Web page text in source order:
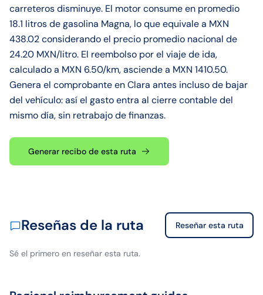
carreteros disminuye. El motor consume en promedio
18.1 litros de gasolina Magna, lo que equivale a MXN
438.02 considerando el precio promedio nacional de
24.20 MXN/litro. El reembolso por el viaje de ida,
calculado a MXN 6.50/km, asciende a MXN 1410.50.
Genera el comprobante en Clara antes incluso de bajar
del vehículo: así el gasto entra al cierre contable del
mismo día, sin retrabajo de finanzas.
Generar recibo de esta ruta
Reseñas de la ruta Reseñar esta ruta
Sé el primero en reseñar esta ruta.